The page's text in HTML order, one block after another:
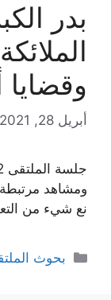
بدر
أبريل 28, 2021
ومشاهد
نع شيء من
التصنيفات
بحوث